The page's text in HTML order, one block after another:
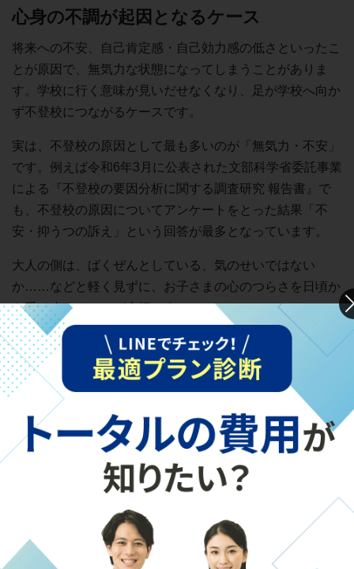
心身の不調が起因となるケース
将来への不安、自己肯定感・自己効力感の低さといったこ
とが原因で、無気力な状態になってしまうことがありま
す。学校に行く意味が見いだせなくなり、足が学校へ向か
ず不登校につながるケースです。
実は、不登校の原因として最も多いのが「無気力・不安」
です。例えば令和6年3月に公表された文部科学省委託事業
による『不登校の要因分析に関する調査研究 報告書』で
も、不登校の原因についてアンケートをとった結果「不
安・抑うつの訴え」という回答が最多となっています。
大人の側は、ばくぜんとしている、気のせいではない
か……などと軽く見ずに、お子さまの心のつらさを日頃か
ら受け止めることが大切です。
これとは全く別で、成長期特有の身体の不調から登校でき
なくなるケースもあります。代表的なものが起立性調節障
害です。
起立性調節障害は、自律神経の乱れによって立ち上がった
時などに脳や体への血流が低下してしまう病気で、思春期
のお子さまに多く見られます。
お子さまの体調が悪かったり、登校できなかったりすると
不安になると思いますが、お子さまを責めることのないよ
うにしましょう。保護者さまもひとりで抱え込まず、学校
や適切な機関とつながって、周囲に相談をしながらお子さ